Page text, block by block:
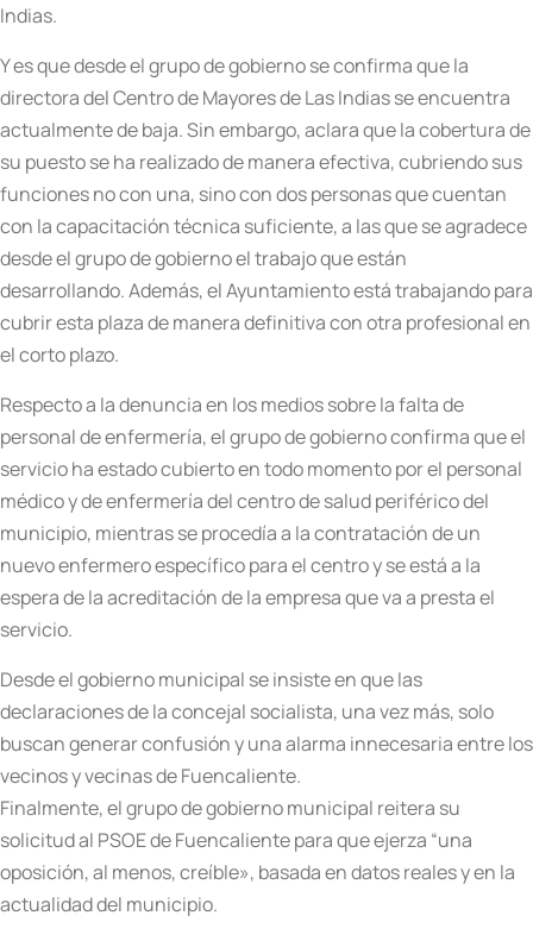
Indias.
Y es que desde el grupo de gobierno se confirma que la
directora del Centro de Mayores de Las Indias se encuentra
actualmente de baja. Sin embargo, aclara que la cobertura de
su puesto se ha realizado de manera efectiva, cubriendo sus
funciones no con una, sino con dos personas que cuentan
con la capacitación técnica suficiente, a las que se agradece
desde el grupo de gobierno el trabajo que están
desarrollando. Además, el Ayuntamiento está trabajando para
cubrir esta plaza de manera definitiva con otra profesional en
el corto plazo.
Respecto a la denuncia en los medios sobre la falta de
personal de enfermería, el grupo de gobierno confirma que el
servicio ha estado cubierto en todo momento por el personal
médico y de enfermería del centro de salud periférico del
municipio, mientras se procedía a la contratación de un
nuevo enfermero específico para el centro y se está a la
espera de la acreditación de la empresa que va a presta el
servicio.
Desde el gobierno municipal se insiste en que las
declaraciones de la concejal socialista, una vez más, solo
buscan generar confusión y una alarma innecesaria entre los
vecinos y vecinas de Fuencaliente.
Finalmente, el grupo de gobierno municipal reitera su
solicitud al PSOE de Fuencaliente para que ejerza “una
oposición, al menos, creíble», basada en datos reales y en la
actualidad del municipio.